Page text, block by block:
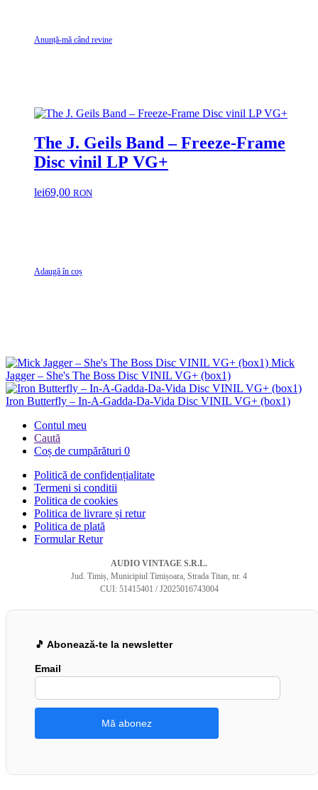
Anunță-mă când revine
The J. Geils Band – Freeze-Frame
Disc vinil LP VG+
lei69,00 RON
Adaugă în coș
Mick
Jagger – She's The Boss Disc VINIL VG+ (box1)
Iron Butterfly – In-A-Gadda-Da-Vida Disc VINIL VG+ (box1)
Contul meu
Caută
Coș de cumpărături 0
Politică de confidențialitate
Termeni si conditii
Politica de cookies
Politica de livrare și retur
Politica de plată
Formular Retur
AUDIO VINTAGE S.R.L.
Jud. Timiș, Municipiul Timișoara, Strada Titan, nr. 4
CUI: 51415401 / J2025016743004
🎵 Abonează-te la newsletter
Email